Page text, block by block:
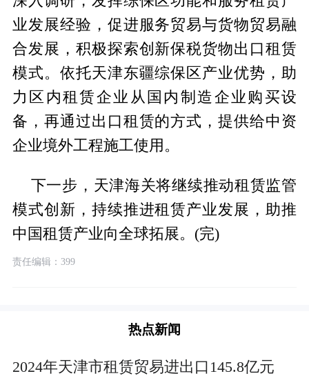
业发展经验，促进服务贸易与货物贸易融
合发展，积极探索创新保税货物出口租赁
模式。依托天津东疆综保区产业优势，助
力区内租赁企业从国内制造企业购买设
备，再通过出口租赁的方式，提供给中资
企业境外工程施工使用。
下一步，天津海关将继续推动租赁监管
模式创新，持续推进租赁产业发展，助推
中国租赁产业向全球拓展。(完)
责任编辑：399
热点新闻
2024年天津市租赁贸易进出口145.8亿元